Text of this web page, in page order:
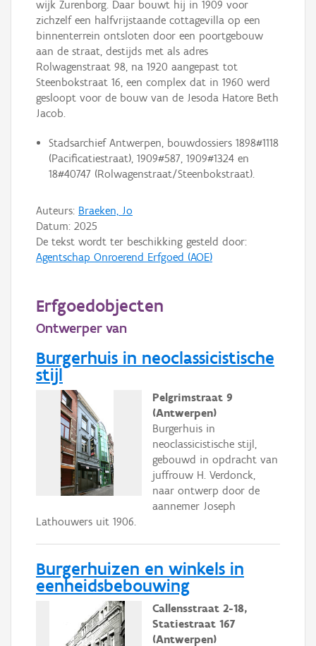
wijk Zurenborg. Daar bouwt hij in 1909 voor
zichzelf een halfvrijstaande cottagevilla op een
binnenterrein ontsloten door een poortgebouw
aan de straat, destijds met als adres
Rolwagenstraat 98, na 1920 aangepast tot
Steenbokstraat 16, een complex dat in 1960 werd
gesloopt voor de bouw van de Jesoda Hatore Beth
Jacob.
Stadsarchief Antwerpen, bouwdossiers 1898#1118
(Pacificatiestraat), 1909#587, 1909#1324 en
18#40747 (Rolwagenstraat/Steenbokstraat).
Auteurs: Braeken, Jo
Datum: 2025
De tekst wordt ter beschikking gesteld door:
Agentschap Onroerend Erfgoed (AOE)
Erfgoedobjecten
Ontwerper van
Burgerhuis in neoclassicistische
stijl
Pelgrimstraat 9
(Antwerpen)
Burgerhuis in
neoclassicistische stijl,
gebouwd in opdracht van
juffrouw H. Verdonck,
naar ontwerp door de
aannemer Joseph
Lathouwers uit 1906.
Burgerhuizen en winkels in
eenheidsbebouwing
Callensstraat 2-18,
Statiestraat 167
(Antwerpen)